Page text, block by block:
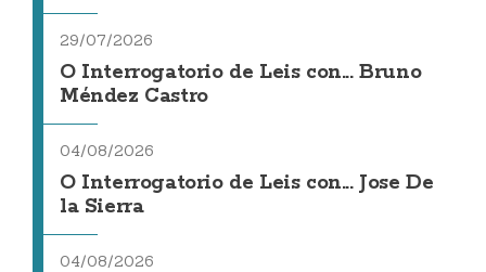
29/07/2026
O Interrogatorio de Leis con... Bruno
Méndez Castro
04/08/2026
O Interrogatorio de Leis con... Jose De
la Sierra
04/08/2026